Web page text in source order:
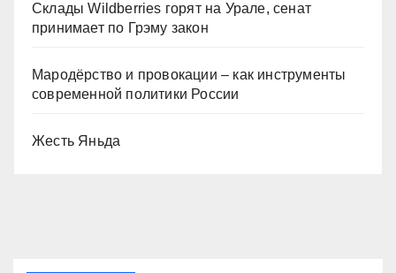
Склады Wildberries горят на Урале, сенат
принимает по Грэму закон
Мародёрство и провокации – как инструменты
современной политики России
Жесть Яньда